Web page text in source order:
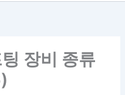
장비 종류